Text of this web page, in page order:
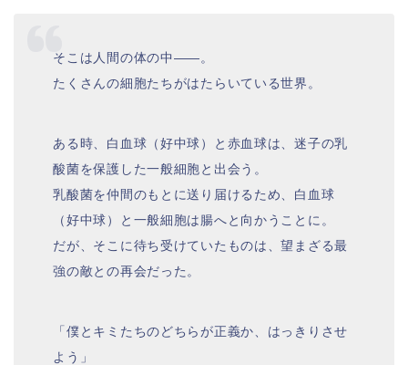
そこは人間の体の中――。
たくさんの細胞たちがはたらいている世界。
ある時、白血球（好中球）と赤血球は、迷子の乳
酸菌を保護した一般細胞と出会う。
乳酸菌を仲間のもとに送り届けるため、白血球
（好中球）と一般細胞は腸へと向かうことに。
だが、そこに待ち受けていたものは、望まざる最
強の敵との再会だった。
「僕とキミたちのどちらが正義か、はっきりさせ
よう」